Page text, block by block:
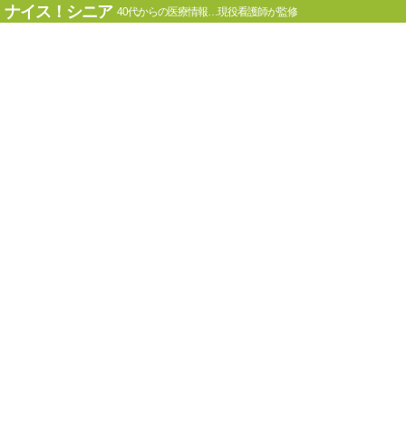
ナイス！シニア 40代からの医療情報…現役看護師が監修